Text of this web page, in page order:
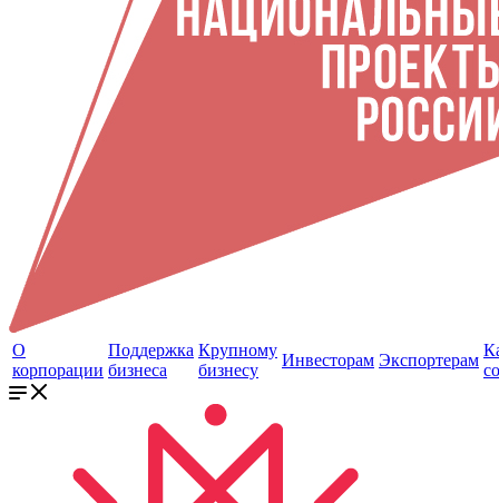
О
корпорации
Поддержка
бизнеса
Крупному
бизнесу
Инвесторам Экспортерам